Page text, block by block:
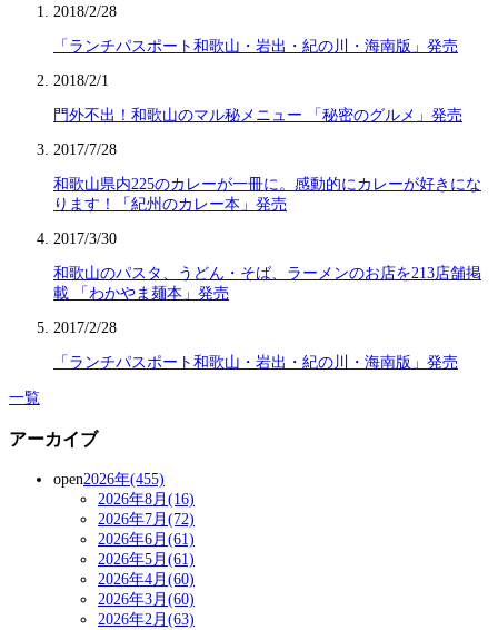
2018/2/28
「ランチパスポート和歌山・岩出・紀の川・海南版」発売
2018/2/1
門外不出！和歌山のマル秘メニュー 「秘密のグルメ」発売
2017/7/28
和歌山県内225のカレーが一冊に。感動的にカレーが好きにな
ります！「紀州のカレー本」発売
2017/3/30
和歌山のパスタ、うどん・そば、ラーメンのお店を213店舗掲
載 「わかやま麺本」発売
2017/2/28
「ランチパスポート和歌山・岩出・紀の川・海南版」発売
一覧
アーカイブ
open2026年(455)
2026年8月(16)
2026年7月(72)
2026年6月(61)
2026年5月(61)
2026年4月(60)
2026年3月(60)
2026年2月(63)